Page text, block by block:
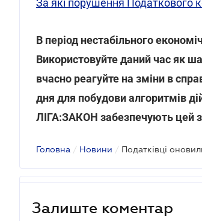
За які порушення Податкового
В період нестабільного
Використовуйте даний час як
вчасно реагуйте на зміни в
дня для побудови алгоритмів
ЛІГА:ЗАКОН забезпечують цей
Головна / Новини / Податківці
Залиште коментар